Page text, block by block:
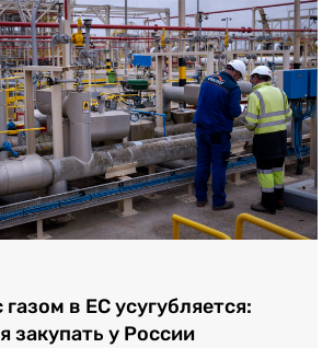
газом в ЕС усугубляется:
закупать у России